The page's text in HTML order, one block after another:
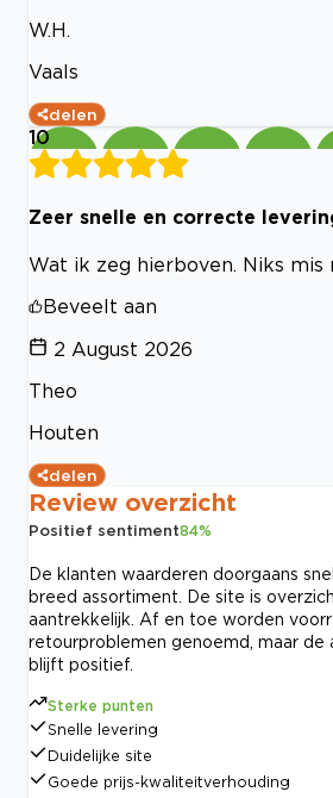
W.H.
Vaals
delen
10
Zeer snelle en correcte
Wat ik zeg hierboven. Niks mis
Beveelt aan
2 August 2026
Theo
Houten
delen
Review overzicht
Positief sentiment84%
De klanten waarderen doorgaans
breed assortiment. De site is
aantrekkelijk. Af en toe worden
retourproblemen genoemd, maar de
blijft positief.
Sterke punten
Snelle levering
Duidelijke site
Goede prijs-kwaliteitverhouding